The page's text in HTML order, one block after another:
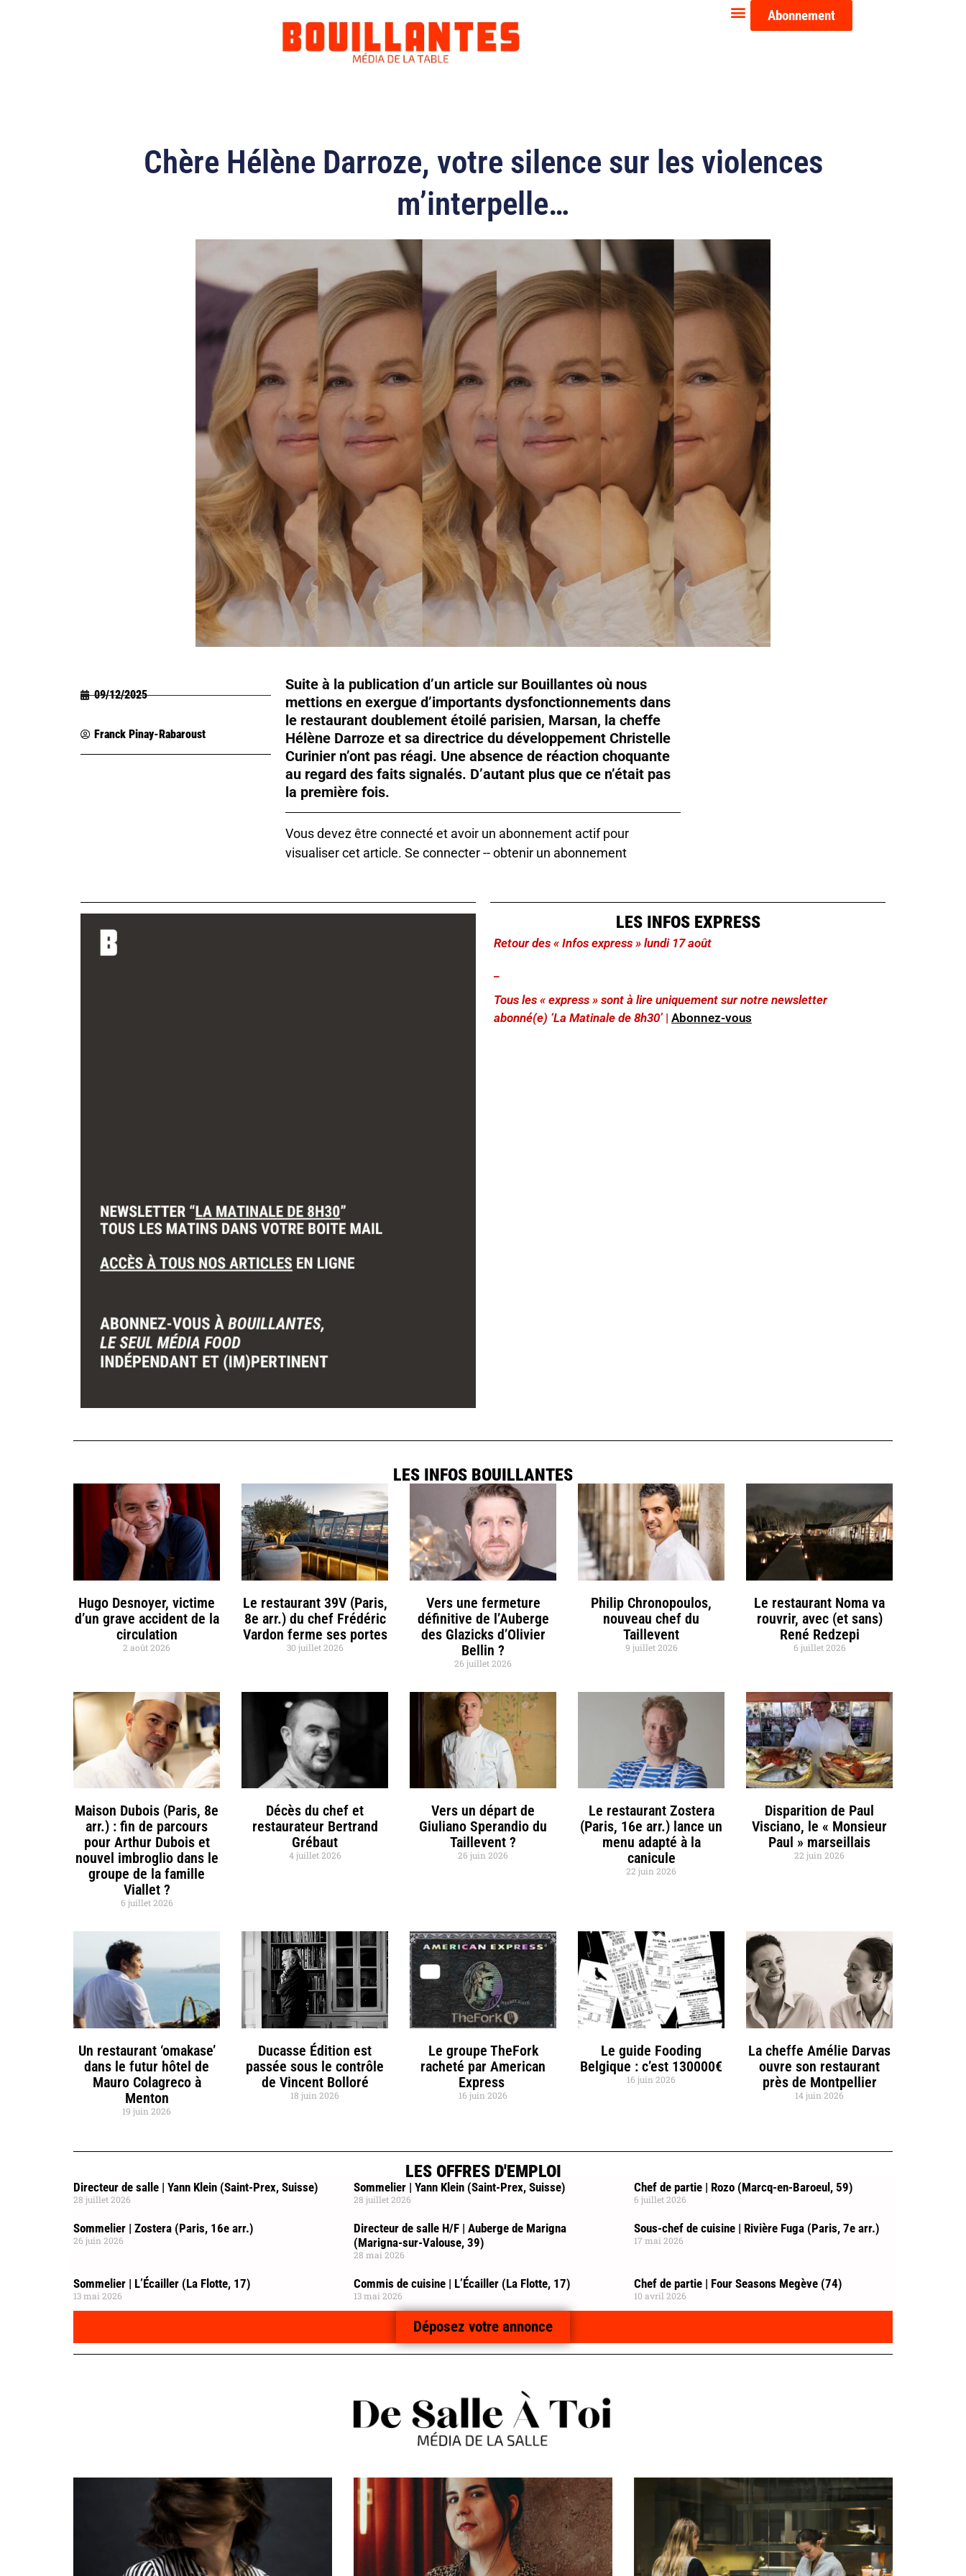
Abonnement
Chère Hélène Darroze, votre silence sur les violences
m’interpelle…
09/12/2025
Franck Pinay-Rabaroust
Suite à la publication d’un article sur Bouillantes où nous
mettions en exergue d’importants dysfonctionnements dans
le restaurant doublement étoilé parisien, Marsan, la cheffe
Hélène Darroze et sa directrice du développement Christelle
Curinier n’ont pas réagi. Une absence de réaction choquante
au regard des faits signalés. D’autant plus que ce n’était pas
la première fois.
Vous devez être connecté et avoir un abonnement actif pour
visualiser cet article. Se connecter--obtenir un abonnement
LES INFOS EXPRESS
Retour des « Infos express » lundi 17 août
Tous les « express » sont à lire uniquement sur notre newsletter
abonné(e) ‘La Matinale de 8h30’ | Abonnez-vous
LES INFOS BOUILLANTES
Hugo Desnoyer, victime
d’un grave accident de la
circulation
2 août 2026
Le restaurant 39V (Paris,
8e arr.) du chef Frédéric
Vardon ferme ses portes
30 juillet 2026
Vers une fermeture
définitive de l’Auberge
des Glazicks d’Olivier
Bellin ?
26 juillet 2026
Philip Chronopoulos,
nouveau chef du
Taillevent
9 juillet 2026
Le restaurant Noma va
rouvrir, avec (et sans)
René Redzepi
6 juillet 2026
Maison Dubois (Paris, 8e
arr.) : fin de parcours
pour Arthur Dubois et
nouvel imbroglio dans le
groupe de la famille
Viallet ?
6 juillet 2026
Décès du chef et
restaurateur Bertrand
Grébaut
4 juillet 2026
Vers un départ de
Giuliano Sperandio du
Taillevent ?
26 juin 2026
Le restaurant Zostera
(Paris, 16e arr.) lance un
menu adapté à la
canicule
22 juin 2026
Disparition de Paul
Visciano, le « Monsieur
Paul » marseillais
22 juin 2026
Un restaurant ‘omakase’
dans le futur hôtel de
Mauro Colagreco à
Menton
19 juin 2026
Ducasse Édition est
passée sous le contrôle
de Vincent Bolloré
18 juin 2026
Le groupe TheFork
racheté par American
Express
16 juin 2026
Le guide Fooding
Belgique : c’est 130000€
16 juin 2026
La cheffe Amélie Darvas
ouvre son restaurant
près de Montpellier
14 juin 2026
LES OFFRES D'EMPLOI
Directeur de salle | Yann Klein (Saint-Prex, Suisse)
28 juillet 2026
Sommelier | Yann Klein (Saint-Prex, Suisse)
28 juillet 2026
Chef de partie | Rozo (Marcq-en-Baroeul, 59)
6 juillet 2026
Sommelier | Zostera (Paris, 16e arr.)
26 juin 2026
Directeur de salle H/F | Auberge de Marigna
(Marigna-sur-Valouse, 39)
28 mai 2026
Sous-chef de cuisine | Rivière Fuga (Paris, 7e arr.)
17 mai 2026
Sommelier | L’Écailler (La Flotte, 17)
13 mai 2026
Commis de cuisine | L’Écailler (La Flotte, 17)
13 mai 2026
Chef de partie | Four Seasons Megève (74)
10 avril 2026
Déposez votre annonce